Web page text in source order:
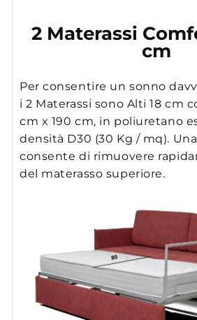
2 Materassi
cm
Per consentire un sonno
i 2 Materassi sono Alti 18 cm
cm x 190 cm, in poliuretano
densità D30 (30 Kg / mq).
consente di rimuovere
del materasso superiore.